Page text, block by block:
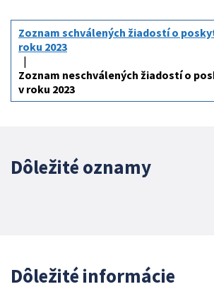
Zoznam schválených žiadostí o
roku 2023
Zoznam neschválených žiadostí o
v roku 2023
Dôležité oznamy
Dôležité informácie